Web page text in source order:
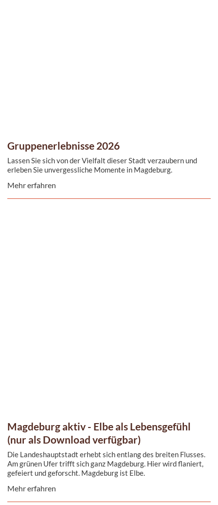
Gruppenerlebnisse 2026
Lassen Sie sich von der Vielfalt dieser Stadt verzaubern und
erleben Sie unvergessliche Momente in Magdeburg.
Mehr erfahren
Magdeburg aktiv - Elbe als Lebensgefühl
(nur als Download verfügbar)
Die Landeshauptstadt erhebt sich entlang des breiten Flusses.
Am grünen Ufer trifft sich ganz Magdeburg. Hier wird flaniert,
gefeiert und geforscht. Magdeburg ist Elbe.
Mehr erfahren